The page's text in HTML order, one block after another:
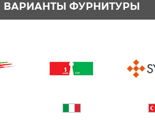
ВАРИАНТЫ ФУРНИТУРЫ